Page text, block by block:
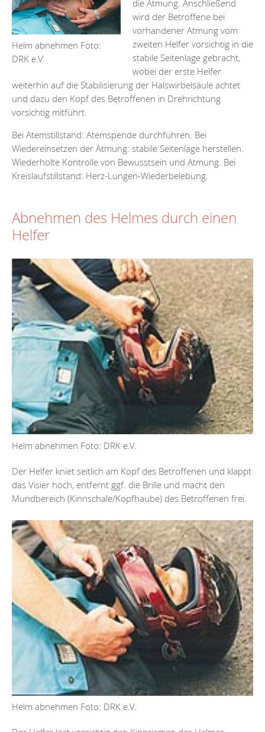
Helm abnehmen Foto:
DRK e.V.
die Atmung. Anschließend
wird der Betroffene bei
vorhandener Atmung vom
zweiten Helfer vorsichtig in die
stabile Seitenlage gebracht,
wobei der erste Helfer
weiterhin auf die Stabilisierung der Halswirbelsäule achtet
und dazu den Kopf des Betroffenen in Drehrichtung
vorsichtig mitführt.
Bei Atemstillstand: Atemspende durchführen. Bei
Wiedereinsetzen der Atmung: stabile Seitenlage herstellen.
Wiederholte Kontrolle von Bewusstsein und Atmung. Bei
Kreislaufstillstand: Herz-Lungen-Wiederbelebung.
Abnehmen des Helmes durch einen
Helfer
Helm abnehmen Foto: DRK e.V.
Der Helfer kniet seitlich am Kopf des Betroffenen und klappt
das Visier hoch, entfernt ggf. die Brille und macht den
Mundbereich (Kinnschale/Kopfhaube) des Betroffenen frei.
Helm abnehmen Foto: DRK e.V.